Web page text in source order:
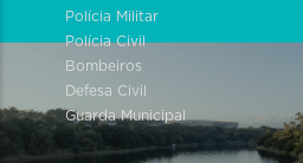
Polícia Militar
Polícia Civil
Bombeiros
Defesa Civil
Guarda Municipal